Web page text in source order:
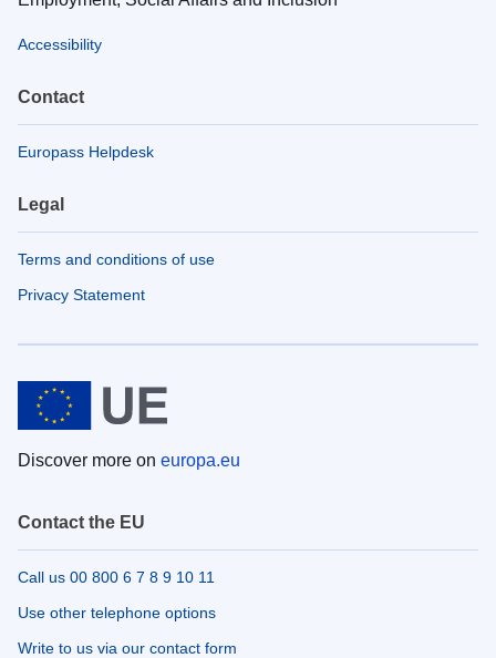
Accessibility
Contact
Europass Helpdesk
Legal
Terms and conditions of use
Privacy Statement
Discover more on europa.eu
Contact the EU
Call us 00 800 6 7 8 9 10 11
Use other telephone options
Write to us via our contact form